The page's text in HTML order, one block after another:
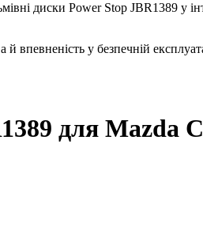
диски Power Stop JBR1389 у
у безпечній
для Mazda